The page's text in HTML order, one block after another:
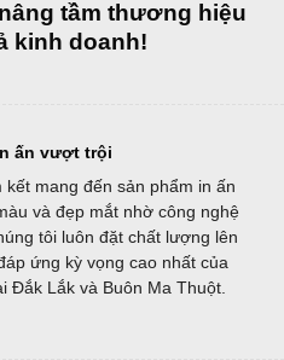
tầm thương hiệu
kinh doanh!
ấn vượt trội
kết mang đến sản phẩm in ấn
và đẹp mắt nhờ công nghệ
tôi luôn đặt chất lượng lên
ứng kỳ vọng cao nhất của
Đắk Lắk và Buôn Ma Thuột.